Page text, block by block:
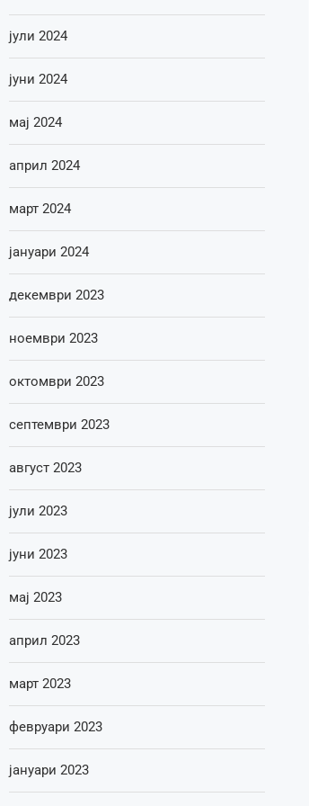
јули 2024
јуни 2024
мај 2024
април 2024
март 2024
јануари 2024
декември 2023
ноември 2023
октомври 2023
септември 2023
август 2023
јули 2023
јуни 2023
мај 2023
април 2023
март 2023
февруари 2023
јануари 2023